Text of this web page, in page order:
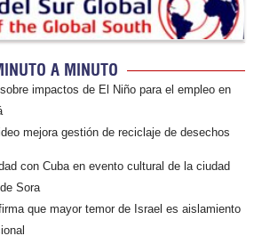
A MINUTO
impactos de El Niño para el empleo en
mejora gestión de reciclaje de desechos
con Cuba en evento cultural de la ciudad
Sora
que mayor temor de Israel es aislamiento